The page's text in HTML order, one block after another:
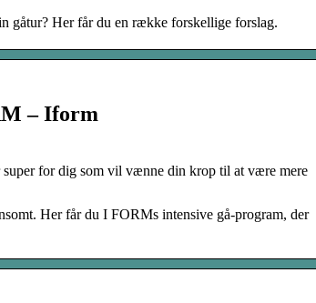
gåtur? Her får du en række forskellige forslag.
– Iform
super for dig som vil vænne din krop til at være mere
Her får du I FORMs intensive gå-program, der